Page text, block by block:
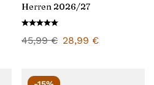
Herren 2026/27
45,99€ 28,99 €